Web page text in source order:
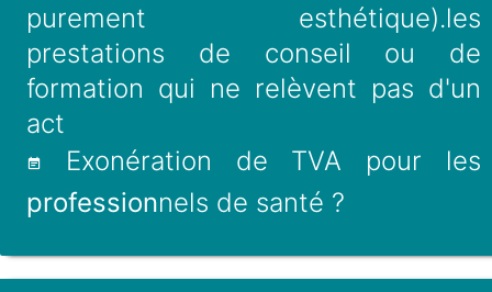
purement esthétique).les
prestations de conseil ou de
formation qui ne relèvent pas d'un
act
Exonération de TVA pour les
professionnels de santé ?